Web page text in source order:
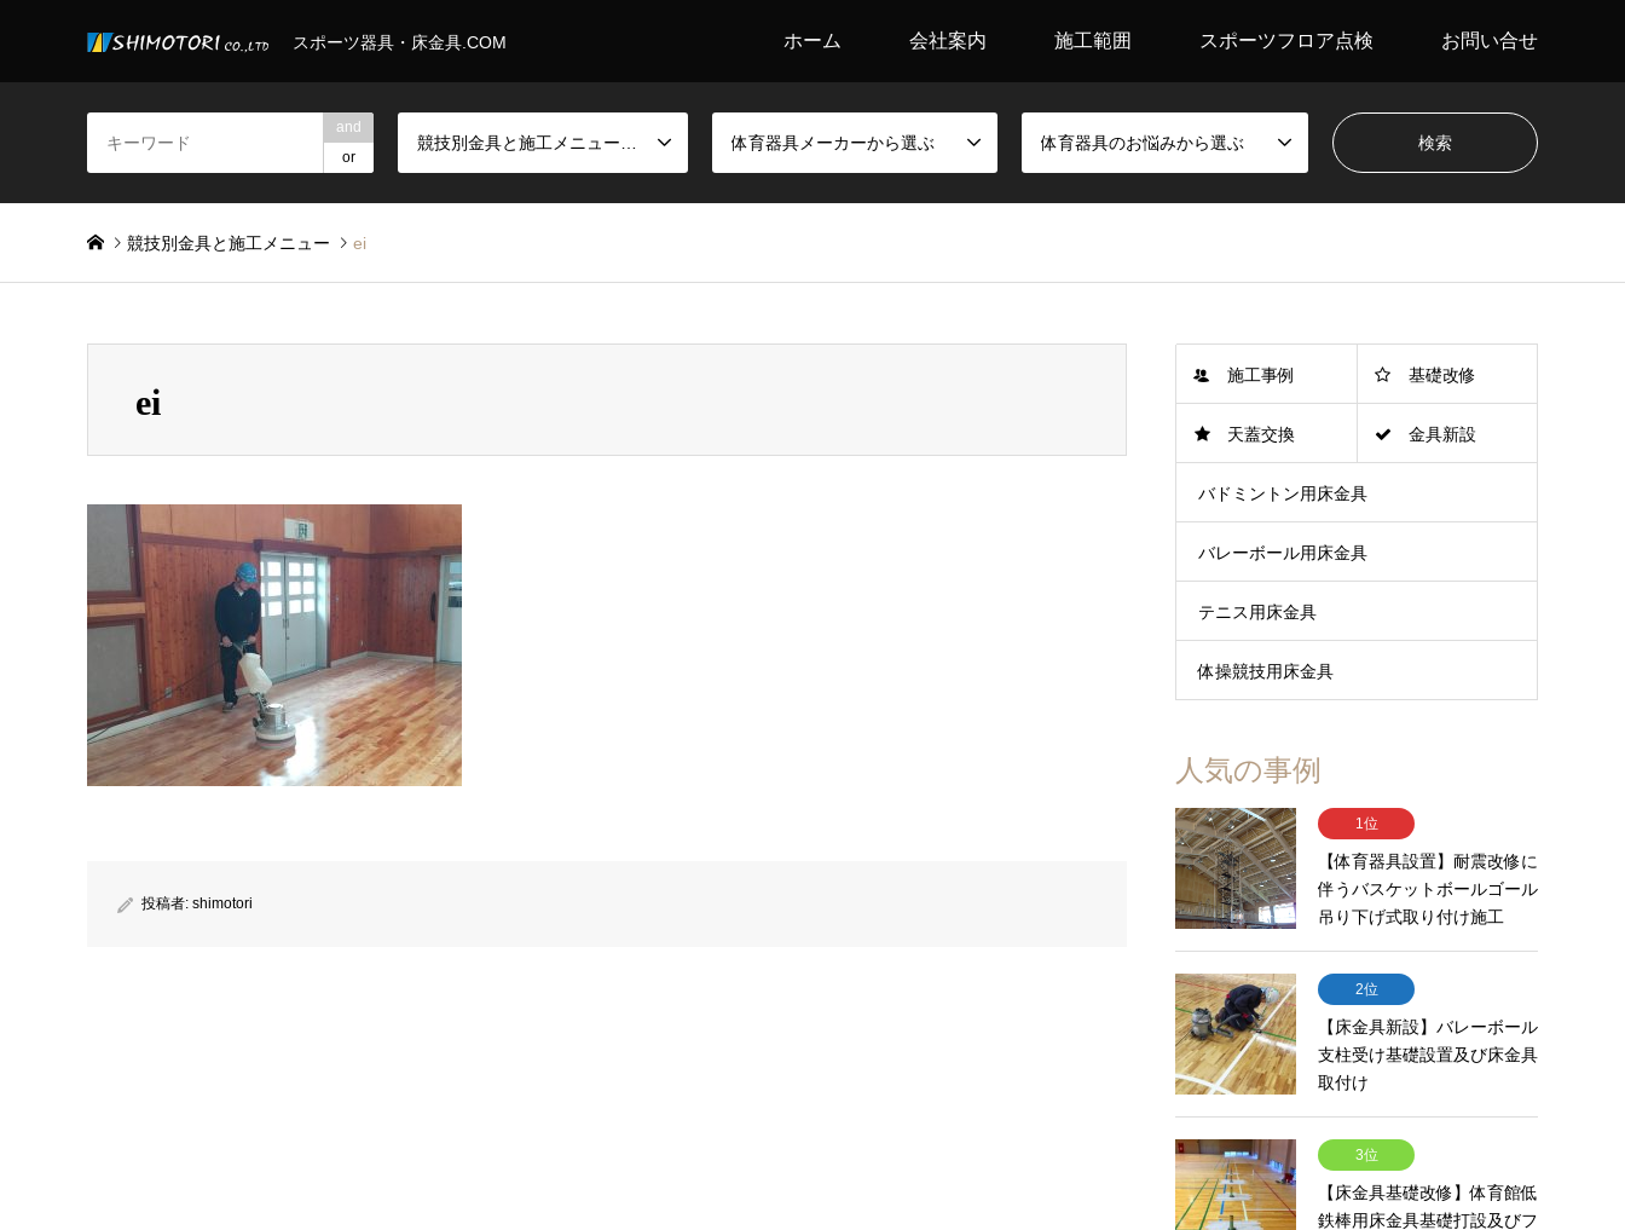
スポーツ器具・床金具.COM ホーム 会社案内 施工範囲 スポーツフロア点検 お問い合せ
and
or
体育器具メーカーから選ぶ 体育器具のお悩みから選ぶ
競技別金具と施工メニュー ei
ei
投稿者: shimotori
施工事例 基礎改修
天蓋交換 金具新設
バドミントン用床金具
バレーボール用床金具
テニス用床金具
体操競技用床金具
人気の事例
1位
【体育器具設置】耐震改修に
伴うバスケットボールゴール
吊り下げ式取り付け施工
2位
【床金具新設】バレーボール
支柱受け基礎設置及び床金具
取付け
3位
【床金具基礎改修】体育館低
鉄棒用床金具基礎打設及びフ